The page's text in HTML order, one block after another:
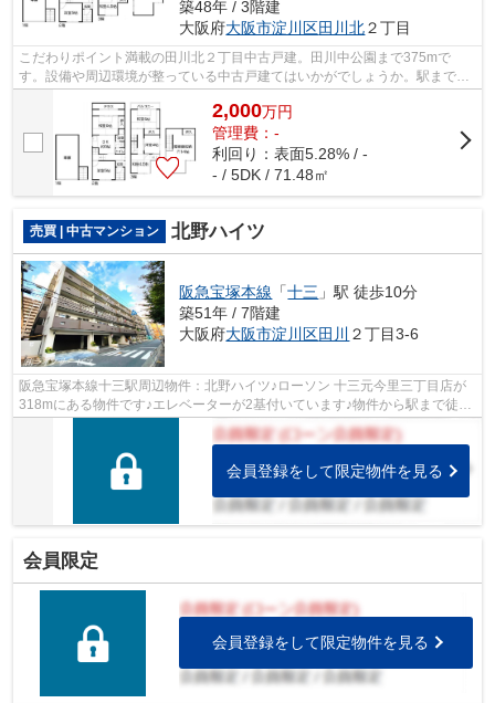
築48年 / 3階建
大阪府大阪市淀川区田川北２丁目
こだわりポイント満載の田川北２丁目中古戸建。田川中公園まで375mで
す。設備や周辺環境が整っている中古戸建てはいかがでしょうか。駅まで歩
いて15分ほどの物件です。夢のマイホーム...
2,000万円
管理費：-
利回り：表面5.28% / -
- / 5DK / 71.48㎡
売買 | 中古マンション 北野ハイツ
阪急宝塚本線 「十三 」駅 徒歩10分
築51年 / 7階建
大阪府大阪市淀川区田川 ２丁目3-6
阪急宝塚本線十三駅周辺物件：北野ハイツ♪ローソン 十三元今里三丁目店が
318mにある物件です♪エレベーターが2基付いています♪物件から駅まで徒歩
10分です♪大阪市淀川区の物件探しは、...
会員登録をして限定物件を見る
会員限定
会員登録をして限定物件を見る